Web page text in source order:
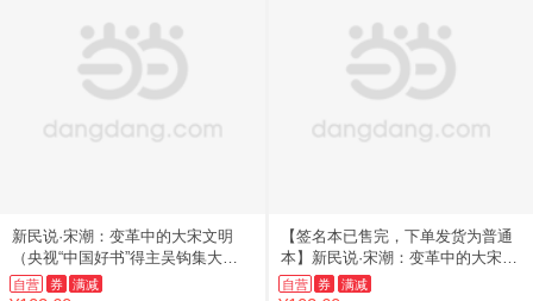
新民说·宋潮：变革中的大宋文明
（央视“中国好书”得主吴钩集大成
之作！百道网2021年度好书、《出
自营 券 满减
【签名本已售完，下单发货为普通
本】新民说·宋潮：变革中的大宋文
明（吴钩说宋系列，畅销历史作
自营 券 满减